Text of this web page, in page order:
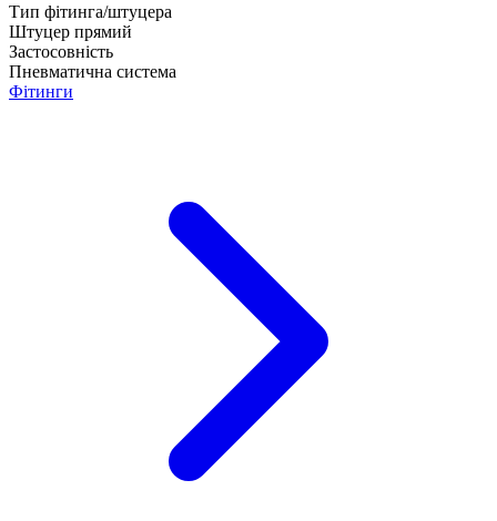
Тип фітинга/штуцера
Штуцер прямий
Застосовність
Пневматична система
Фітинги